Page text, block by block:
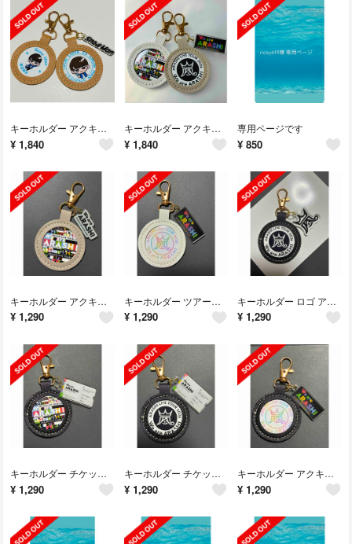
キーホルダー アクキー付き 2個セット
¥ 1,840
キーホルダー アクキー付き 2個セット
¥ 1,840
専用ページです
¥ 850
キーホルダー アクキー付き
¥ 1,290
キーホルダー ツアーロゴ アクキー付き
¥ 1,290
キーホルダー ロゴ アクキー付き
¥ 1,290
キーホルダー チケット仕様 アクキー付き
¥ 1,290
キーホルダー チケット仕様 アクキー付き
¥ 1,290
キーホルダー アクキー付き ブラック
¥ 1,290